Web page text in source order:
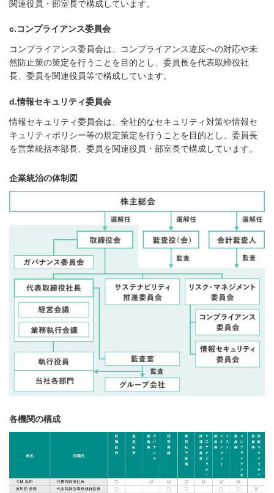
関連役員・部室長で構成しています。
c.コンプライアンス委員会
コンプライアンス委員会は、コンプライアンス違反への対応や未
然防止策の策定を行うことを目的とし、委員長を代表取締役社
長、委員を関連役員等で構成しています。
d.情報セキュリティ委員会
情報セキュリティ委員会は、全社的なセキュリティ対策や情報セ
キュリティポリシー等の規定策定を行うことを目的とし、委員長
を営業統括本部長、委員を関連役員・部室長で構成しています。
企業統治の体制図
各機関の構成